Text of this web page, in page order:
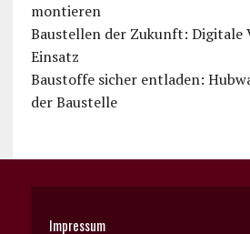
montieren
Baustellen der Zukunft: Digitale
Einsatz
Baustoffe sicher entladen:
der Baustelle
Impressum